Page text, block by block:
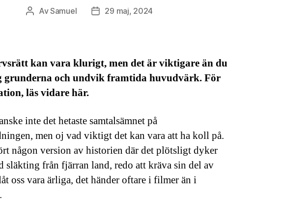
Inläggsförfattare
AvSamuel Inläggsdatum
29 maj, 2024
kan vara klurigt, men det är viktigare än du
grunderna och undvik framtida huvudvärk. För
läs vidare här.
inte det hetaste samtalsämnet på
men oj vad viktigt det kan vara att ha koll på.
någon version av historien där det plötsligt dyker
släkting från fjärran land, redo att kräva sin del av
oss vara ärliga, det händer oftare i filmer än i